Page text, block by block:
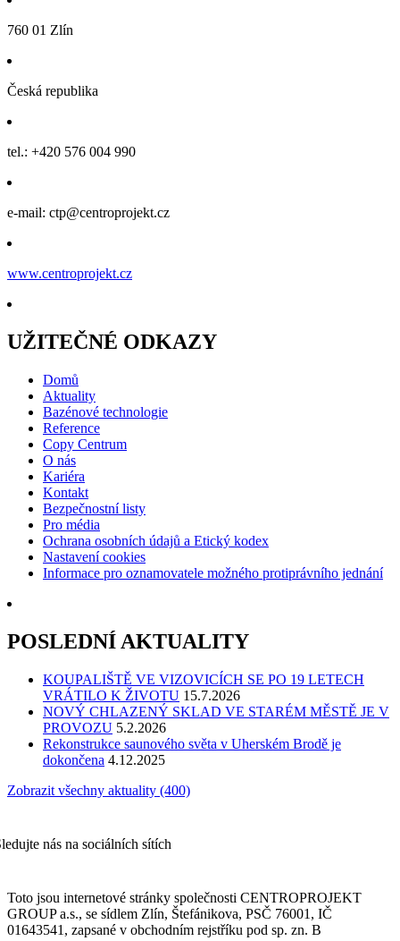
760 01 Zlín
Česká republika
tel.: +420 576 004 990
e-mail: ctp@centroprojekt.cz
www.centroprojekt.cz
UŽITEČNÉ ODKAZY
Domů
Aktuality
Bazénové technologie
Reference
Copy Centrum
O nás
Kariéra
Kontakt
Bezpečnostní listy
Pro média
Ochrana osobních údajů a Etický kodex
Nastavení cookies
Informace pro oznamovatele možného protiprávního jednání
POSLEDNÍ AKTUALITY
KOUPALIŠTĚ VE VIZOVICÍCH SE PO 19 LETECH
VRÁTILO K ŽIVOTU 15.7.2026
NOVÝ CHLAZENÝ SKLAD VE STARÉM MĚSTĚ JE V
PROVOZU 5.2.2026
Rekonstrukce saunového světa v Uherském Brodě je
dokončena 4.12.2025
Zobrazit všechny aktuality (400)
nás na sociálních sítích
Toto jsou internetové stránky společnosti CENTROPROJEKT
GROUP a.s., se sídlem Zlín, Štefánikova, PSČ 76001, IČ
01643541, zapsané v obchodním rejstříku pod sp. zn. B